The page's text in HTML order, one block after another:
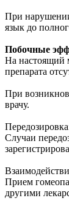
При
язык до
Побочные
На настоящий
препарата
При
врачу.
Случаи
Прием
другими